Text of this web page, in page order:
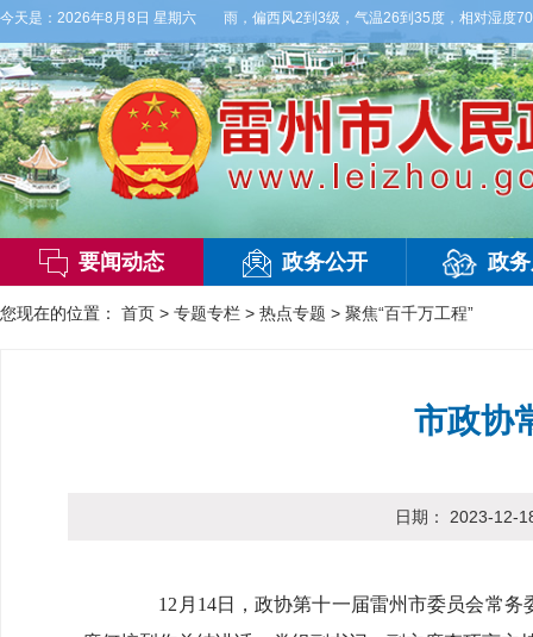
今天是： 2026年8月8日 星期六
到明天白天，多云，局部有雷阵雨，偏西风2到3级，气温26到35度，相对湿度
要闻动态 政务公开 政
您现在的位置： 首页 > 专题专栏 > 热点专题 > 聚焦“百千万工程”
市政协
日期： 2023-12-
12月14日，政协第十一届雷州市委员会常务委员